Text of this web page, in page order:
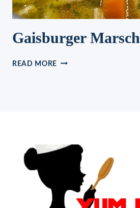
Gaisburger Marsch
READ MORE GAISBURGER